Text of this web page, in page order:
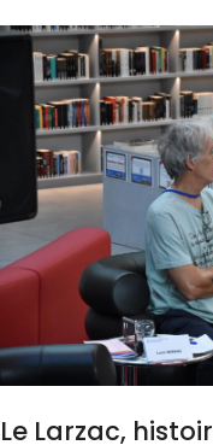
Le Larzac,